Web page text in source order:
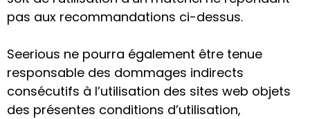
pas aux recommandations ci-dessus.
Seerious ne pourra également être tenue
responsable des dommages indirects
consécutifs à l’utilisation des sites web objets
des présentes conditions d’utilisation,